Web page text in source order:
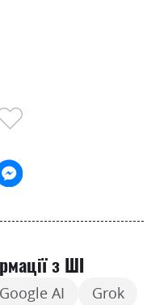
з ШІ
Google AI Grok